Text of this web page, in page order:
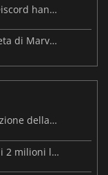
Le mappe dei malware e un attacco a Discord hanno colpito Meccha Chameleon
PlayStation Network in tilt durante la beta di Marvel Tōkon
MARVEL Tōkon debutta con la presentazione della roadmap per il primo anno
Resident Evil: Veronica ha già superato i 2 milioni liste dei desideri